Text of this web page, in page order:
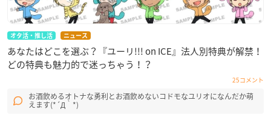
オタ活・推し活 ニュース
あなたはどこを選ぶ？『ユーリ!!! on ICE』法人別特典が解禁！
どの特典も魅力的で迷っちゃう！？
25コメント
お酒飲めるオトナな勇利とお酒飲めないコドモなユリオになんだか萌
えます(*´Д｀*)